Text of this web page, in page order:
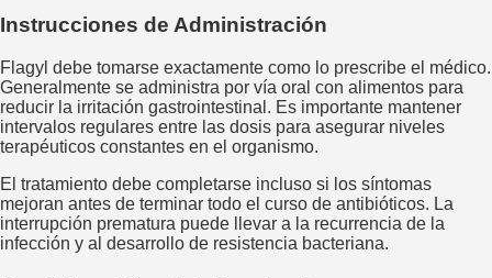
Instrucciones de Administración
Flagyl debe tomarse exactamente como lo prescribe el médico.
Generalmente se administra por vía oral con alimentos para
reducir la irritación gastrointestinal. Es importante mantener
intervalos regulares entre las dosis para asegurar niveles
terapéuticos constantes en el organismo.
El tratamiento debe completarse incluso si los síntomas
mejoran antes de terminar todo el curso de antibióticos. La
interrupción prematura puede llevar a la recurrencia de la
infección y al desarrollo de resistencia bacteriana.